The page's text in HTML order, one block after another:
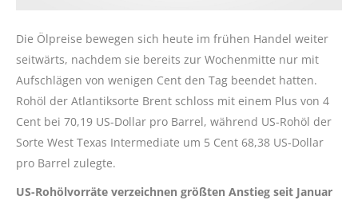
Die Ölpreise bewegen sich heute im frühen Handel weiter
seitwärts, nachdem sie bereits zur Wochenmitte nur mit
Aufschlägen von wenigen Cent den Tag beendet hatten.
Rohöl der Atlantiksorte Brent schloss mit einem Plus von 4
Cent bei 70,19 US-Dollar pro Barrel, während US-Rohöl der
Sorte West Texas Intermediate um 5 Cent 68,38 US-Dollar
pro Barrel zulegte.
US-Rohölvorräte verzeichnen größten Anstieg seit Januar